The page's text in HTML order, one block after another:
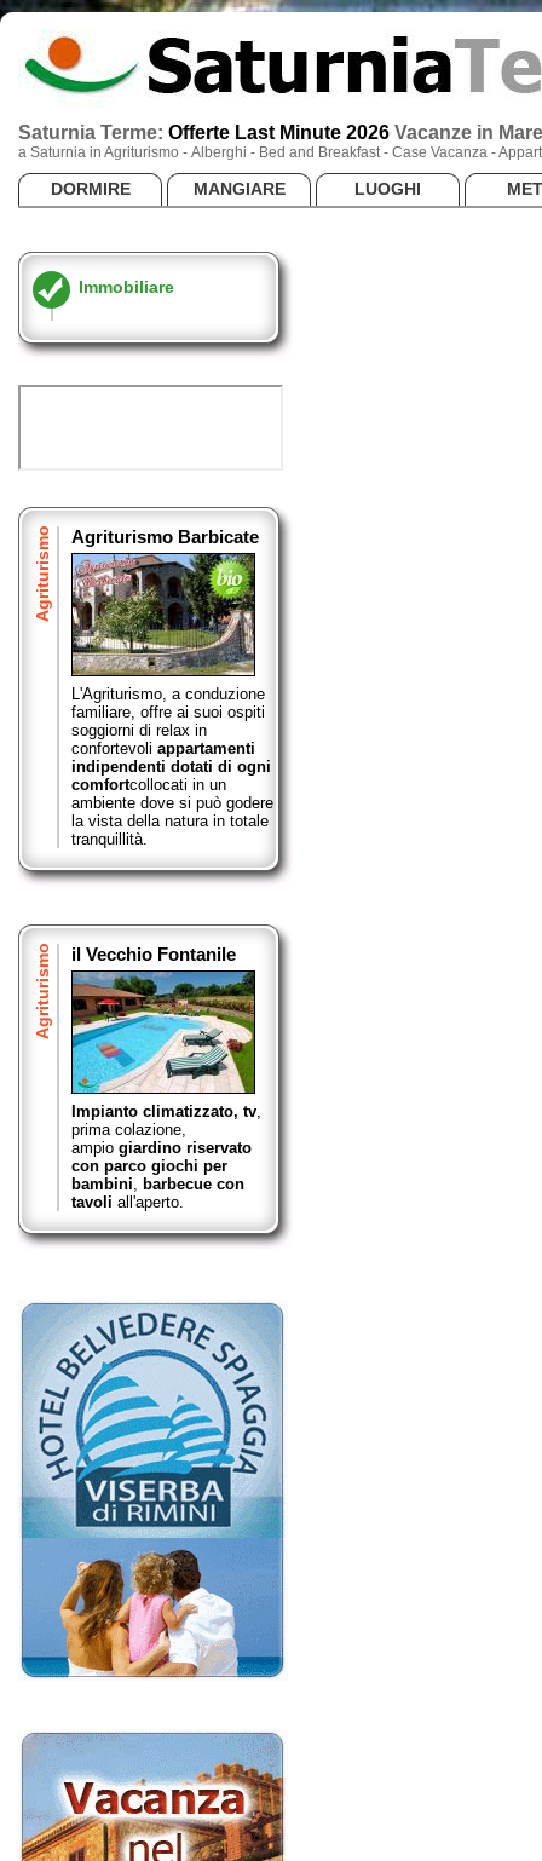
Saturnia Terme: Offerte Last Minute 2026 Vacanze in
a Saturnia in Agriturismo - Alberghi - Bed and Breakfast - Case Vacanza -
DORMIRE MANGIARE LUOGHI
Immobiliare
Agriturismo Agriturismo Barbicate
L'Agriturismo, a conduzione
familiare, offre ai suoi ospiti
soggiorni di relax in
confortevoli appartamenti
indipendenti dotati di ogni
comfortcollocati in un
ambiente dove si può godere
la vista della natura in totale
tranquillità.
Agriturismo il Vecchio Fontanile
Impianto climatizzato, tv,
prima colazione,
ampio giardino riservato
con parco giochi per
bambini, barbecue con
tavoli all'aperto.